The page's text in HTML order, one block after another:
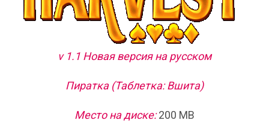
v 1.1 Новая версия на русском
Пиратка (Таблетка: Вшита)
Место на диске:200 MB